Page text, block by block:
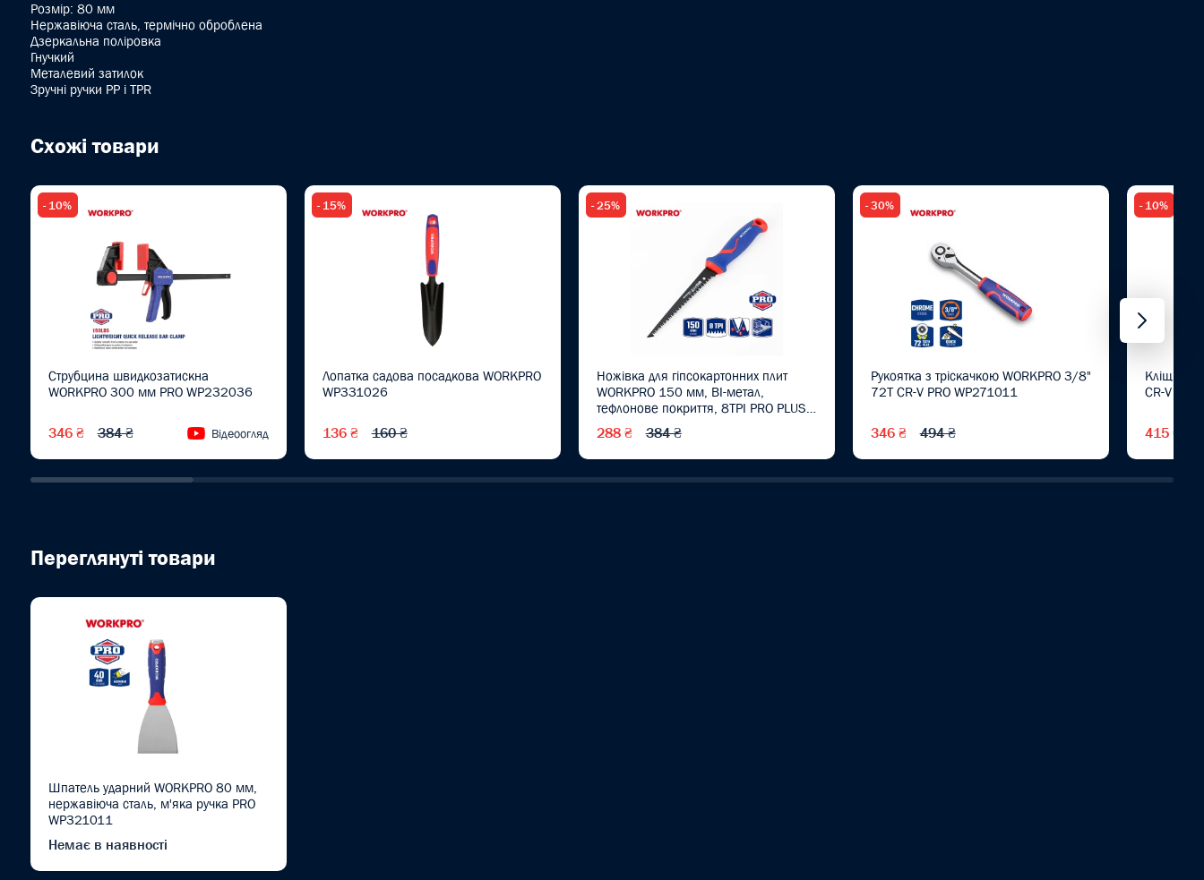
Розмір: 80 мм
Нержавіюча сталь, термічно оброблена
Дзеркальна поліровка
Гнучкий
Металевий затилок
Зручні ручки PP і TPR
Схожі товари
- 10%
Струбцина швидкозатискна
WORKPRO 300 мм PRO WP232036
346 ₴ 384 ₴ Відеоогляд
- 15%
Лопатка садова посадкова WORKPRO
WP331026
136 ₴ 160 ₴
- 25%
Ножівка для гіпсокартонних плит
WORKPRO 150 мм, BI-метал,
тефлонове покриття, 8TPI PRO PLUS
288 ₴ 384 ₴
- 30%
Рукоятка з тріскачкою WORKPRO 3/8"
72Т CR-V PRO WP271011
346 ₴ 494 ₴
- 10%
Кліщі
CR-V
415 ₴
Переглянуті товари
Шпатель ударний WORKPRO 80 мм,
нержавіюча сталь, м'яка ручка PRO
WP321011
Немає в наявності